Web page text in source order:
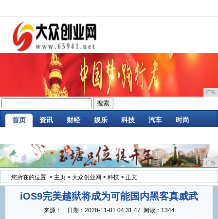
广告
首页 资讯 财经 娱乐 科技 汽车 时尚
广告
您所在的位置: > 主页 > 大众创业网 > 科技 > 正文
iOS9完美越狱将成为可能国内黑客真威武
来源： 日期： 2020-11-01 04:31:47 阅读：1344